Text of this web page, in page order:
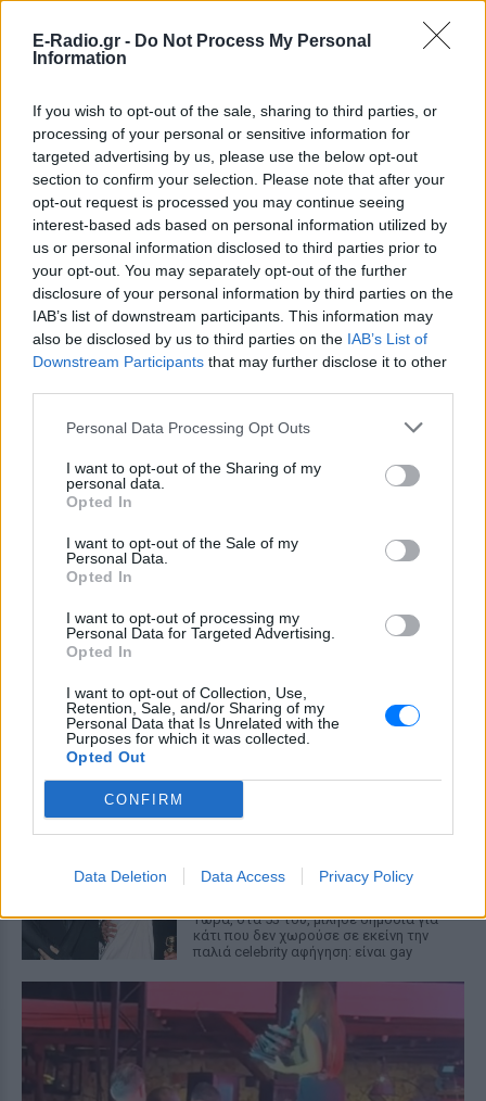
E-Radio.gr - Do Not Process My Personal
Information
If you wish to opt-out of the sale, sharing to third parties, or
processing of your personal or sensitive information for
targeted advertising by us, please use the below opt-out
section to confirm your selection. Please note that after your
opt-out request is processed you may continue seeing
interest-based ads based on personal information utilized by
us or personal information disclosed to third parties prior to
your opt-out. You may separately opt-out of the further
disclosure of your personal information by third parties on the
IAB’s list of downstream participants. This information may
also be disclosed by us to third parties on the IAB’s List of
Downstream Participants that may further disclose it to other
Personal Data Processing Opt Outs
I want to opt-out of the Sharing of my
personal data.
Opted In
I want to opt-out of the Sale of my
Personal Data.
Opted In
I want to opt-out of processing my
Personal Data for Targeted Advertising.
Opted In
I want to opt-out of Collection, Use,
Retention, Sale, and/or Sharing of my
Personal Data that Is Unrelated with the
Purposes for which it was collected.
Opted Out
CONFIRM
Data Deletion Data Access Privacy Policy
ΔΕΙΤΕ ΕΠΙΣΗΣ
ΣΤΗΝ ΙΔΙΑ ΚΑΤΗΓΟΡΙΑ
Μύκονος: Ιταλοί παρτάρουν σε
έξαλλη κατάσταση μέσα σε...
βανάκι ‑ Η αντίδραση του
Στα πλάνα που δημοσιεύει το Mykonos
τρόπο, χοροπηδώντας, τραγουδώντας
και φωνάζοντας μέσα στο όχημα
μπικίνι με τα χρώματα της
ελληνικής σημαίας
ΣΉΜΕΡΑ
που δεν ήξερα ότι μου έλειπε» σημειώνει
Ο αδελφός της Αντζελίνα Τζολί
έκανε coming out στα 53 του
Τώρα, στα 53 του, μίλησε δημόσια για
κάτι που δεν χωρούσε σε εκείνη την
παλιά celebrity αφήγηση: είναι gay